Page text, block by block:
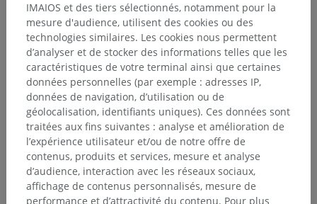
Hiérarchie anatomique
Anatomie humaine 2
IMAIOS et des tiers sélectionnés, notamment pour la
mesure d'audience, utilisent des cookies ou des
technologies similaires. Les cookies nous permettent
d’analyser et de stocker des informations telles que les
caractéristiques de votre terminal ainsi que certaines
données personnelles (par exemple : adresses IP,
données de navigation, d’utilisation ou de
géolocalisation, identifiants uniques). Ces données sont
traitées aux fins suivantes : analyse et amélioration de
l’expérience utilisateur et/ou de notre offre de
contenus, produits et services, mesure et analyse
d’audience, interaction avec les réseaux sociaux,
affichage de contenus personnalisés, mesure de
performance et d’attractivité du contenu. Pour plus